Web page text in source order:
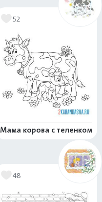
52
Мама корова с теленком
48